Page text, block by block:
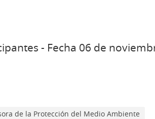
- Fecha 06 de
de la Protección del Medio Ambiente